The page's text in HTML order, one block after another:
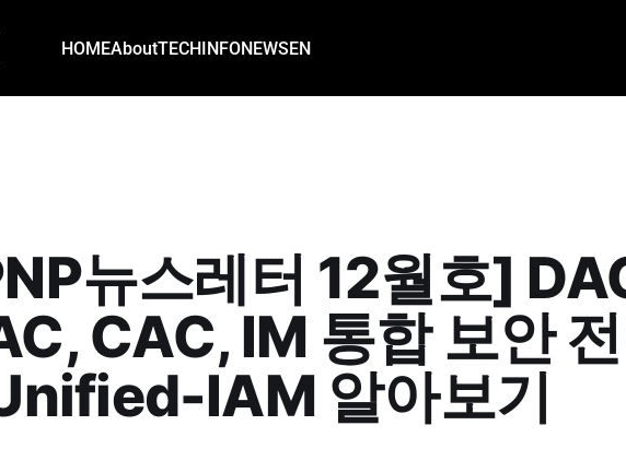
HOMEAboutTECHINFONEWSEN
뉴스레터 12월호]
CAC, IM 통합 보안
IAM 알아보기